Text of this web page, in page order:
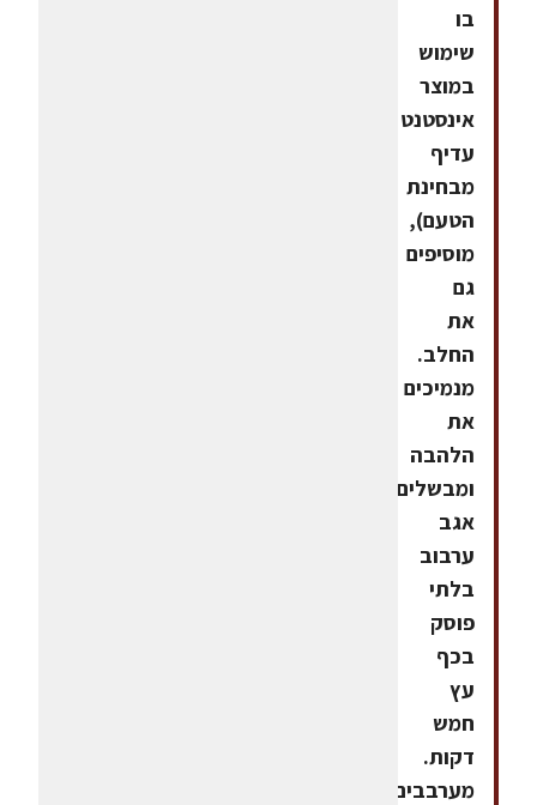
בו
שימוש
במוצר
אינסטנט
עדיף
מבחינת
הטעם),
מוסיפים
גם
את
החלב.
מנמיכים
את
הלהבה
ומבשלים
אגב
ערבוב
בלתי
פוסק
בכף
עץ
חמש
דקות.
מערבבים